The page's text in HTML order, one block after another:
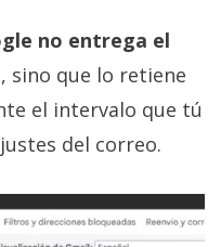
no entrega el
, sino que lo retiene
el intervalo que tú
del correo.